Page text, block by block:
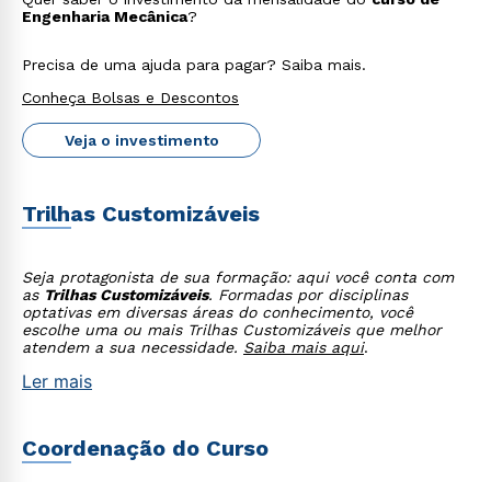
Engenharia Mecânica?
Precisa de uma ajuda para pagar? Saiba mais.
Conheça Bolsas e Descontos
Veja o investimento
Trilhas Customizáveis
Seja protagonista de sua formação: aqui você conta com
as Trilhas Customizáveis. Formadas por disciplinas
optativas em diversas áreas do conhecimento, você
escolhe uma ou mais Trilhas Customizáveis que melhor
atendem a sua necessidade. Saiba mais aqui.
Ler mais
Coordenação do Curso